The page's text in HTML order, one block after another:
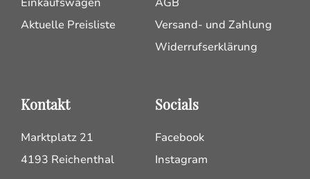
Aktuelle Preisliste
Versand- und Zahlung
Widerrufserklärung
Kontakt
Marktplatz 21
4193 Reichenthal
Socials
Facebook
Instagram